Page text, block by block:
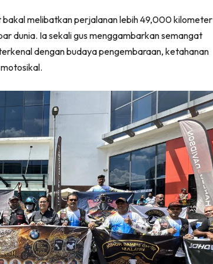
melibatkan perjalanan lebih 49,000 kilometer
dunia. Ia sekali gus menggambarkan semangat
dengan budaya pengembaraan, ketahanan